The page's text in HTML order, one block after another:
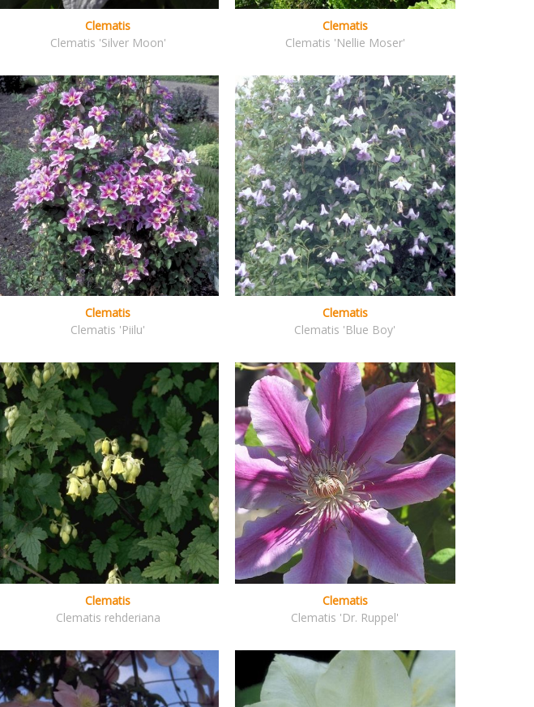
Clematis
Clematis 'Silver Moon'
Clematis
Clematis 'Nellie Moser'
Clematis
Clematis 'Piilu'
Clematis
Clematis 'Blue Boy'
Clematis
Clematis rehderiana
Clematis
Clematis 'Dr. Ruppel'